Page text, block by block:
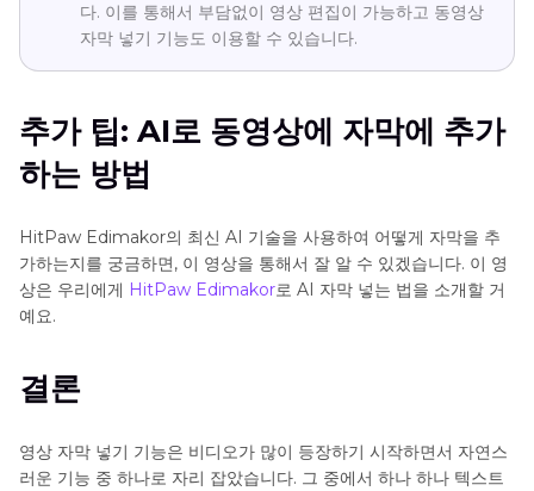
다. 이를 통해서 부담없이 영상 편집이 가능하고 동영상
자막 넣기 기능도 이용할 수 있습니다.
추가 팁: AI로 동영상에 자막에 추가
하는 방법
HitPaw Edimakor의 최신 AI 기술을 사용하여 어떻게 자막을 추
가하는지를 궁금하면, 이 영상을 통해서 잘 알 수 있겠습니다. 이 영
상은 우리에게 HitPaw Edimakor로 AI 자막 넣는 법을 소개할 거
예요.
결론
영상 자막 넣기 기능은 비디오가 많이 등장하기 시작하면서 자연스
러운 기능 중 하나로 자리 잡았습니다. 그 중에서 하나 하나 텍스트